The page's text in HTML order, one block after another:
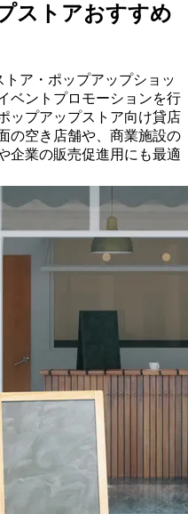
ストアおすすめ
ア・ポップアップショッ
ベントプロモーションを行
ップアップストア向け貸店
の空き店舗や、商業施設の
企業の販売促進用にも最適